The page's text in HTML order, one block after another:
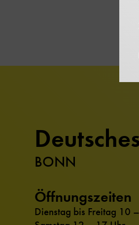
BONN
Öffnungszeiten
Dienstag bis Freitag 10